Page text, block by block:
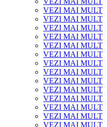
VEZI MAI MULT
VEZI MAI MULT
VEZI MAI MULT
VEZI MAI MULT
VEZI MAI MULT
VEZI MAI MULT
VEZI MAI MULT
VEZI MAI MULT
VEZI MAI MULT
VEZI MAI MULT
VEZI MAI MULT
VEZI MAI MULT
VEZI MAI MULT
VEZI MAI MULT